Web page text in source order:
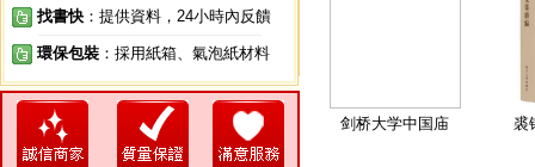
找書快 ：提供資料，24小時內反饋
環保包裝 ：採用紙箱、氣泡紙材料
剑桥大学中国庙 裘